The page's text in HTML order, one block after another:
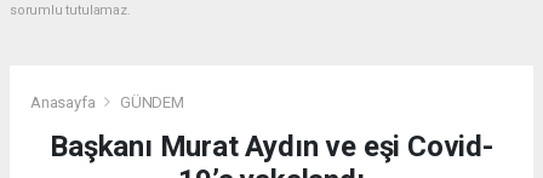
sorumlu tutulamaz.
Anasayfa GÜNDEM
Başkanı Murat Aydın ve eşi Covid-